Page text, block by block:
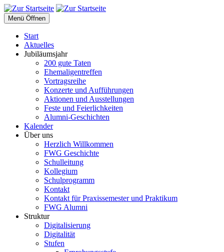
Menü Öffnen
Start
Aktuelles
Jubiläumsjahr
200 gute Taten
Ehemaligentreffen
Vortragsreihe
Konzerte und Aufführungen
Aktionen und Ausstellungen
Feste und Feierlichkeiten
Alumni-Geschichten
Kalender
Über uns
Herzlich Willkommen
FWG Geschichte
Schulleitung
Kollegium
Schulprogramm
Kontakt
Kontakt für Praxissemester und Praktikum
FWG Alumni
Struktur
Digitalisierung
Digitalität
Stufen